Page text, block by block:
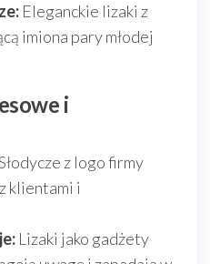
Eleganckie lizaki z
imiona pary młodej
i
z logo firmy
klientami i
Lizaki jako gadżety